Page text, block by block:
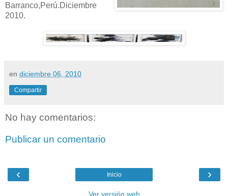
Barranco,Perú.Diciembre
2010.
en diciembre 06, 2010
Compartir
No hay comentarios:
Publicar un comentario
‹ ›
Inicio
Ver versión web